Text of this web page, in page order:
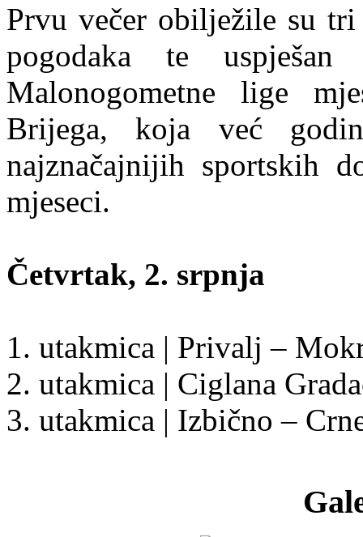
Prvu večer obilježile su
pogodaka te
Malonogometne lige
Brijega, koja već
najznačajnijih sportskih
mjeseci.
Četvrtak, 2. srpnja
1. utakmica | Privalj –
2. utakmica | Ciglana
3. utakmica | Izbično –